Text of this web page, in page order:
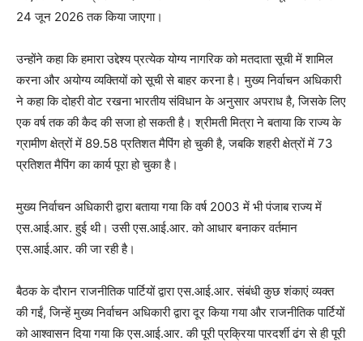
24 जून 2026 तक किया जाएगा।
उन्होंने कहा कि हमारा उद्देश्य प्रत्येक योग्य नागरिक को मतदाता सूची में शामिल
करना और अयोग्य व्यक्तियों को सूची से बाहर करना है। मुख्य निर्वाचन अधिकारी
ने कहा कि दोहरी वोट रखना भारतीय संविधान के अनुसार अपराध है, जिसके लिए
एक वर्ष तक की कैद की सजा हो सकती है। श्रीमती मित्रा ने बताया कि राज्य के
ग्रामीण क्षेत्रों में 89.58 प्रतिशत मैपिंग हो चुकी है, जबकि शहरी क्षेत्रों में 73
प्रतिशत मैपिंग का कार्य पूरा हो चुका है।
मुख्य निर्वाचन अधिकारी द्वारा बताया गया कि वर्ष 2003 में भी पंजाब राज्य में
एस.आई.आर. हुई थी। उसी एस.आई.आर. को आधार बनाकर वर्तमान
एस.आई.आर. की जा रही है।
बैठक के दौरान राजनीतिक पार्टियों द्वारा एस.आई.आर. संबंधी कुछ शंकाएं व्यक्त
की गईं, जिन्हें मुख्य निर्वाचन अधिकारी द्वारा दूर किया गया और राजनीतिक पार्टियों
को आश्वासन दिया गया कि एस.आई.आर. की पूरी प्रक्रिया पारदर्शी ढंग से ही पूरी